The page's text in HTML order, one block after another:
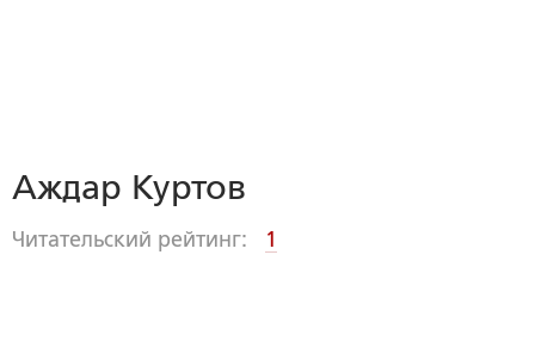
Аждар Куртов
Читательский рейтинг: 1